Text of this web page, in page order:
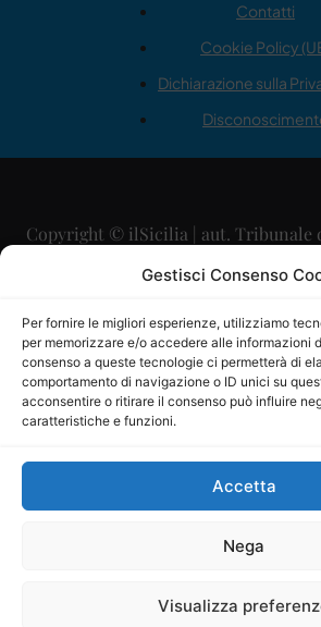
Gestisci Consenso
Per fornire le migliori esperienze, utilizziamo
per memorizzare e/o accedere alle informazioni
consenso a queste tecnologie ci permetterà di
comportamento di navigazione o ID unici su
acconsentire o ritirare il consenso può influire
caratteristiche e funzioni.
Accetta
Nega
Visualizza
Contatti
Cookie Policy
Dichiarazione sulla
Copyright © ilSicilia | aut. Tribunale
29/09/2015
Direttore Editoriale:
Direttore Responsabile:
P.IVA: 06334930820
Mercurio Comunicazione Società
iscritta al Registro degli Operatori di
Sito gestito daLa Digitale srl–